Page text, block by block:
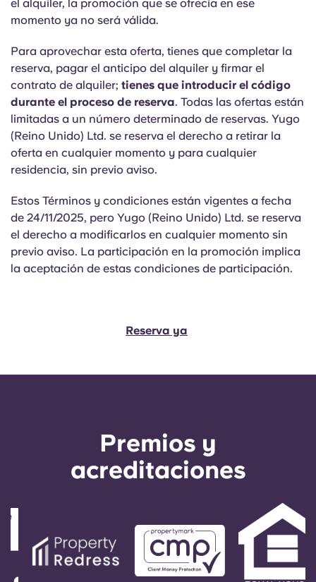
Italian
French
Portuguese
el alquiler, la promoción que se ofrecía en ese
momento ya no será válida.
Para aprovechar esta oferta, tienes que completar la
reserva, pagar el anticipo del alquiler y firmar el
contrato de alquiler; tienes que introducir el código
durante el proceso de reserva. Todas las ofertas están
limitadas a un número determinado de reservas. Yugo
(Reino Unido) Ltd. se reserva el derecho a retirar la
oferta en cualquier momento y para cualquier
residencia, sin previo aviso.
Estos Términos y condiciones están vigentes a fecha
de 24/11/2025, pero Yugo (Reino Unido) Ltd. se reserva
el derecho a modificarlos en cualquier momento sin
previo aviso. La participación en la promoción implica
la aceptación de estas condiciones de participación.
Reserva ya
Premios y
acreditaciones